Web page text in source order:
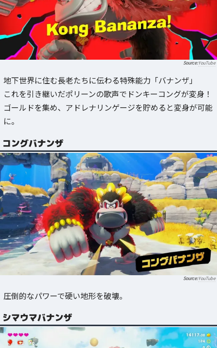
YouTube
地下世界に住む長老たちに伝わる特殊能力「バナンザ」
これを引き継いだポリーンの歌声でドンキーコングが変身！
ゴールドを集め、アドレナリンゲージを貯めると変身が可能
に。
コングバナンザ
YouTube
圧倒的なパワーで硬い地形を破壊。
シマウマバナンザ